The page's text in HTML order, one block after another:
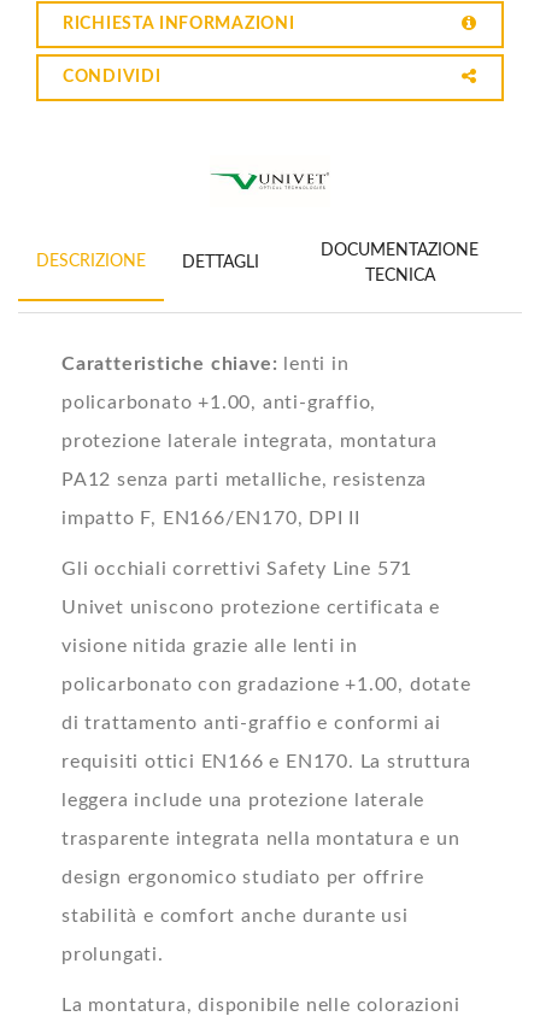
RICHIESTA INFORMAZIONI
CONDIVIDI
DESCRIZIONE DETTAGLI
DOCUMENTAZIONE
TECNICA
Caratteristiche chiave:
lenti in
policarbonato +1.00, anti-graffio,
protezione laterale integrata, montatura
PA12 senza parti metalliche, resistenza
impatto F, EN166/EN170, DPI II
Gli occhiali correttivi Safety Line 571
Univet uniscono protezione certificata e
visione nitida grazie alle lenti in
policarbonato con gradazione +1.00, dotate
di trattamento anti-graffio e conformi ai
requisiti ottici EN166 e EN170. La struttura
leggera include una protezione laterale
trasparente integrata nella montatura e un
design ergonomico studiato per offrire
stabilità e comfort anche durante usi
prolungati.
La montatura, disponibile nelle colorazioni